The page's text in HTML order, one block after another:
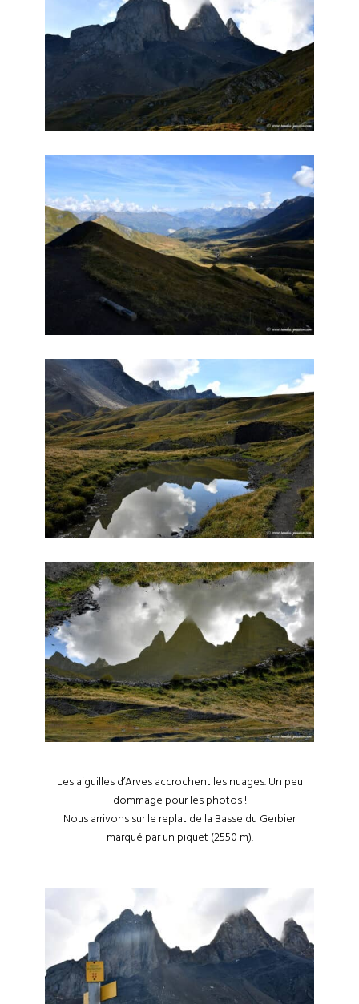
Les aiguilles d’Arves accrochent les nuages. Un peu
dommage pour les photos !
Nous arrivons sur le replat de la Basse du Gerbier
marqué par un piquet (2550 m).